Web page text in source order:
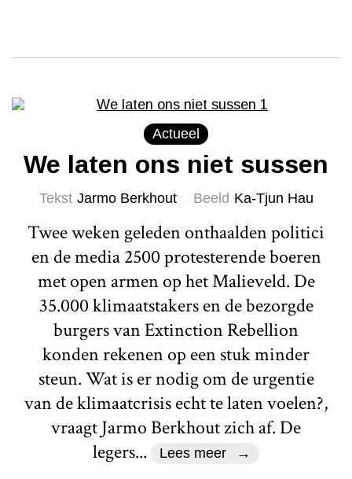
Actueel
We laten ons niet sussen
Tekst Jarmo Berkhout Beeld Ka-Tjun Hau
Twee weken geleden onthaalden politici
en de media 2500 protesterende boeren
met open armen op het Malieveld. De
35.000 klimaatstakers en de bezorgde
burgers van Extinction Rebellion
konden rekenen op een stuk minder
steun. Wat is er nodig om de urgentie
van de klimaatcrisis echt te laten voelen?,
vraagt Jarmo Berkhout zich af. De
legers...
Lees meer